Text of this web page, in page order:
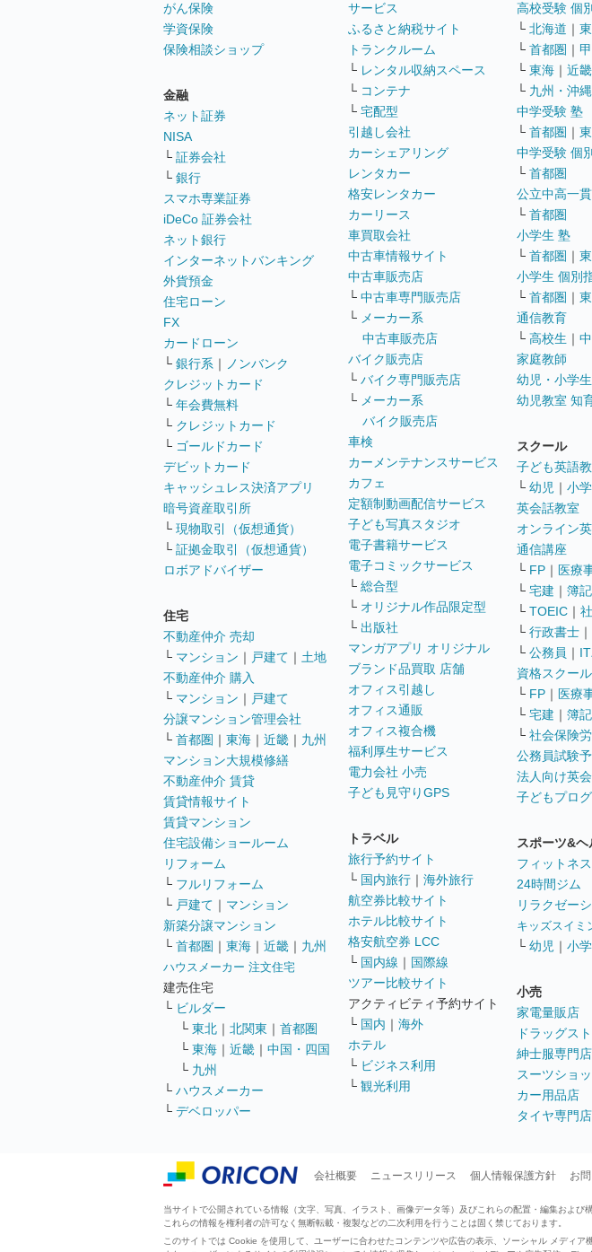
がん保険
学資保険
保険相談ショップ
金融
ネット証券
NISA
└ 証券会社
└ 銀行
スマホ専業証券
iDeCo 証券会社
ネット銀行
インターネットバンキング
外貨預金
住宅ローン
FX
カードローン
└ 銀行系 ｜
ノンバンク
クレジットカード
└ 年会費無料
└ クレジットカード
└ ゴールドカード
デビットカード
キャッシュレス決済アプリ
暗号資産取引所
└ 現物取引（仮想通貨）
└ 証拠金取引（仮想通貨）
ロボアドバイザー
住宅
不動産仲介 売却
└ マンション ｜ 戸建て ｜ 土地
不動産仲介 購入
└ マンション ｜ 戸建て
分譲マンション管理会社
└ 首都圏 ｜ 東海 ｜ 近畿 ｜ 九州
マンション大規模修繕
不動産仲介 賃貸
賃貸情報サイト
賃貸マンション
住宅設備ショールーム
リフォーム
└ フルリフォーム
└ 戸建て ｜ マンション
新築分譲マンション
└ 首都圏 ｜ 東海 ｜ 近畿 ｜ 九州
ハウスメーカー 注文住宅
建売住宅
└ ビルダー
└ 東北 ｜ 北関東 ｜ 首都圏
└ 東海 ｜ 近畿 ｜ 中国・四国
└ 九州
└ ハウスメーカー
└ デベロッパー
サービス
ふるさと納税サイト
トランクルーム
└ レンタル収納スペース
└ コンテナ
└ 宅配型
引越し会社
カーシェアリング
レンタカー
格安レンタカー
カーリース
車買取会社
中古車情報サイト
中古車販売店
└ 中古車専門販売店
└ メーカー系
中古車販売店
バイク販売店
└ バイク専門販売店
└ メーカー系
バイク販売店
車検
カーメンテナンスサービス
カフェ
定額制動画配信サービス
子ども写真スタジオ
電子書籍サービス
電子コミックサービス
└ 総合型
└ オリジナル作品限定型
└ 出版社
マンガアプリ オリジナル
ブランド品買取 店舗
オフィス引越し
オフィス通販
オフィス複合機
福利厚生サービス
電力会社 小売
子ども見守りGPS
トラベル
旅行予約サイト
└ 国内旅行 ｜ 海外旅行
航空券比較サイト
ホテル比較サイト
格安航空券 LCC
└ 国内線 ｜ 国際線
ツアー比較サイト
アクティビティ予約サイト
└ 国内 ｜ 海外
ホテル
└ ビジネス利用
└ 観光利用
高校受験 個
└ 北海道 ｜
└ 首都圏 ｜
└ 東海 ｜ 近畿
└ 九州・沖縄
中学受験 塾
└ 首都圏 ｜
中学受験 個
└ 首都圏
公立中高一
└ 首都圏
小学生 塾
└ 首都圏 ｜
小学生 個別
└ 首都圏 ｜
通信教育
└ 高校生 ｜
家庭教師
幼児・小学
幼児教室 知
スクール
子ども英語
└ 幼児 ｜ 小
英会話教室
オンライン
通信講座
└ FP ｜ 医療
└ 宅建 ｜ 簿記
└ TOEIC ｜
└ 行政書士 ｜
└ 公務員 ｜
資格スクール
└ FP ｜ 医療
└ 宅建 ｜ 簿記
└ 社会保険
公務員試験
法人向け英
子どもプロ
スポーツ&ヘ
フィットネ
24時間ジム
リラクゼー
キッズスイミ
└ 幼児 ｜ 小
小売
家電量販店
ドラッグス
紳士服専門店
スーツショ
カー用品店
タイヤ専門店
会社概要 ニュースリリース 個人情報保護方針 お
当サイトで公開されている情報（文字、写真、イラスト、画像データ等）及びこれらの配置・編集および
これらの情報を権利者の許可なく無断転載・複製などの二次利用を行うことは固く禁じております。
このサイトでは Cookie を使用して、ユーザーに合わせたコンテンツや広告の表示、ソーシャル メディア